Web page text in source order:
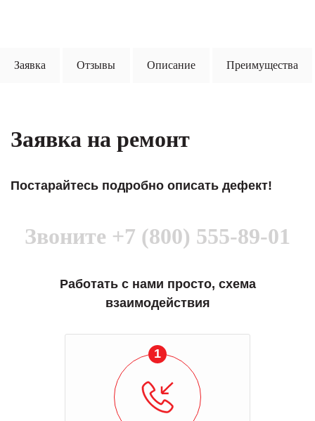
Заявка Отзывы Описание Преимущества
Заявка на ремонт
Постарайтесь подробно описать дефект!
Звоните +7 (800) 555-89-01
Работать с нами просто, схема
взаимодействия
1